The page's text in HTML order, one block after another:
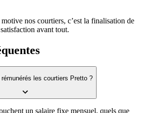
nos courtiers, c’est la finalisation de
avant tout.
les courtiers Pretto ?
un salaire fixe mensuel, quels que